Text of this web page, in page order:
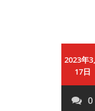
2023年3
17日
0